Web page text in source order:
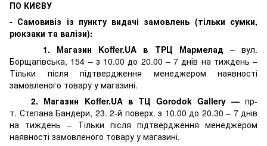
ПО КИЄВУ
- Самовивіз із пункту видачі замовлень (тільки сумки,
рюкзаки та валізи):
1. Магазин Koffer.UA в ТРЦ Мармелад – вул.
Борщагівська, 154 – з 10.00 до 20.00 – 7 днів на тиждень –
Тільки після підтвердження менеджером наявності
замовленого товару у магазині.
2. Магазин Koffer.UA в ТЦ Gorodok Gallery —пр-
т. Степана Бандери, 23. 2-й поверх. з 10.00 до 20.30 – 7 днів
на тиждень – Тільки після підтвердження менеджером
наявності замовленого товару у магазині.